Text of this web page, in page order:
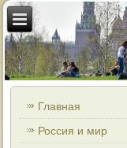
Главная
Россия и мир